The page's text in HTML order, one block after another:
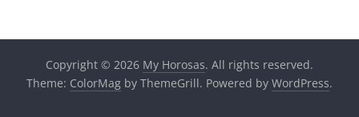
Copyright © 2026 My Horosas. All rights reserved.
Theme: ColorMagby ThemeGrill. Powered by WordPress.